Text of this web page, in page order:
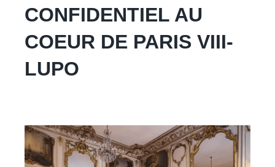
CONFIDENTIEL AU
COEUR DE PARIS VIII-
LUPO